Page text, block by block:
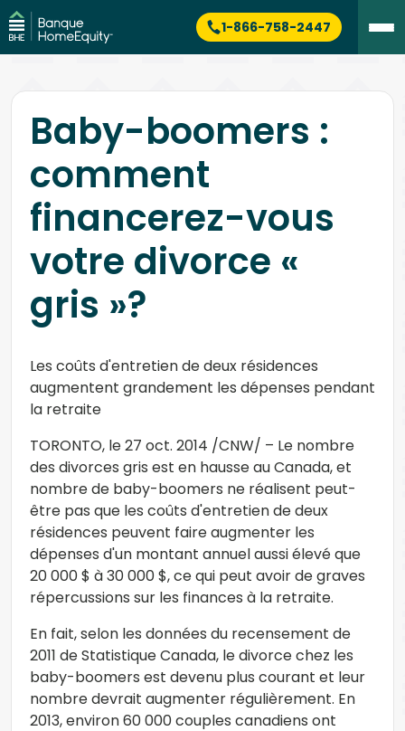
1-866-758-2447
Baby-boomers :
comment
financerez-vous
votre divorce «
gris »?
Les coûts d'entretien de deux résidences
augmentent grandement les dépenses pendant
la retraite
TORONTO, le 27 oct. 2014 /CNW/ – Le nombre
des divorces gris est en hausse au Canada, et
nombre de baby-boomers ne réalisent peut-
être pas que les coûts d'entretien de deux
résidences peuvent faire augmenter les
dépenses d'un montant annuel aussi élevé que
20 000 $ à 30 000 $, ce qui peut avoir de graves
répercussions sur les finances à la retraite.
En fait, selon les données du recensement de
2011 de Statistique Canada, le divorce chez les
baby-boomers est devenu plus courant et leur
nombre devrait augmenter régulièrement. En
2013, environ 60 000 couples canadiens ont